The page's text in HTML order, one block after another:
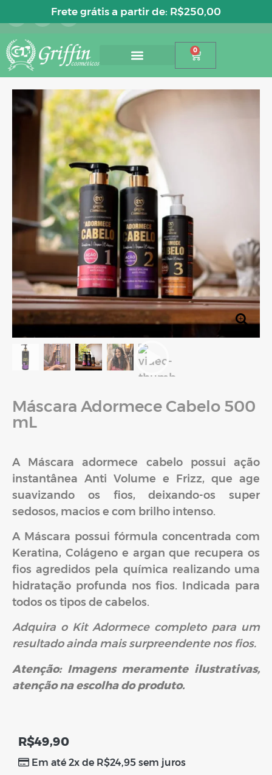
Entre ou cadastre-se
0
Máscara Adormece Cabelo 500
mL
A Máscara adormece cabelo possui ação
instantânea Anti Volume e Frizz, que age
suavizando os fios, deixando-os super
sedosos, macios e com brilho intenso.
A Máscara possui fórmula concentrada com
Keratina, Colágeno e argan que recupera os
fios agredidos pela química realizando uma
hidratação profunda nos fios. Indicada para
todos os tipos de cabelos.
Adquira o Kit Adormece completo para um
resultado ainda mais surpreendente nos fios.
Atenção: Imagens meramente ilustrativas,
atenção na escolha do produto.
R$49,90
Em até 2x de R$24,95 sem juros
Frete grátis a partir de: R$250,00